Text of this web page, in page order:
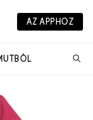
AZ APPHOZ